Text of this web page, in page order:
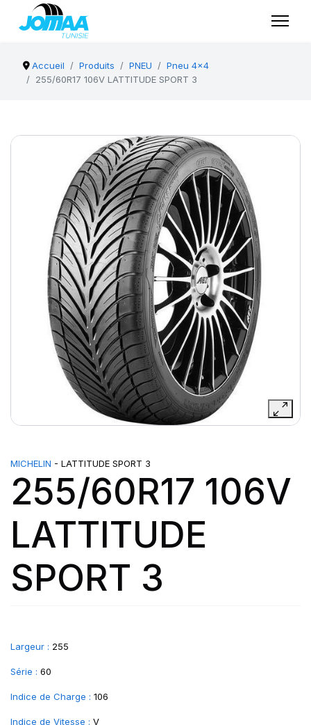
Accueil Produits PNEU
Pneu 4x4
255/60R17 106V LATTITUDE SPORT 3
MICHELIN - LATTITUDE SPORT 3
255/60R17 106V
LATTITUDE
SPORT 3
Largeur : 255
Série : 60
Indice de Charge : 106
Indice de Vitesse : V